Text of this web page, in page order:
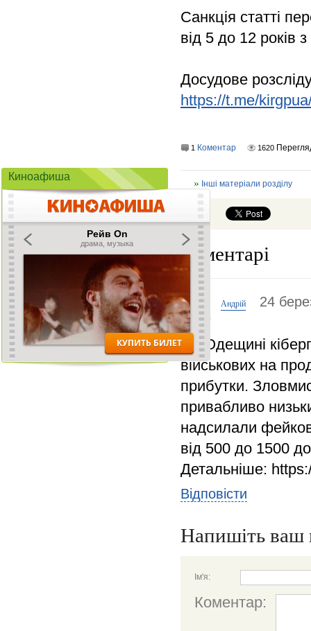
Санкція статті
від 5 до 12 років
Досудове
https://t.me/
1 Коментар 1620
Інші матеріали розділу
Коментарі
Андрій 24
На Одещині
військових на
прибутки.
привабливо
надсилали
від 500 до 1500
Детальніше:
Відповісти
Напишіть ваш
Ім'я:
Коментар:
Киноафиша